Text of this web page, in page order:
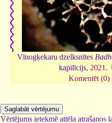
Vīnogķekaru dzelksnītes
kapilīcijs, 2021 .
Komentēt (0)
Vērtējums ietekmē attēla atrašanos